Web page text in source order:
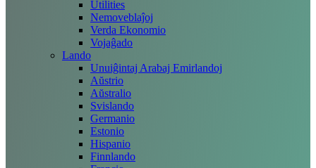
Utilities
Nemoveblaĵoj
Verda Ekonomio
Vojaĝado
Lando
Unuiĝintaj Arabaj Emirlandoj
Aŭstrio
Aŭstralio
Svislando
Germanio
Estonio
Hispanio
Finnlando